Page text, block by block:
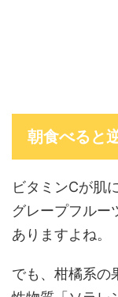
朝食べると
ビタミンCが肌
グレープフルー
ありますよね。
でも、柑橘系の